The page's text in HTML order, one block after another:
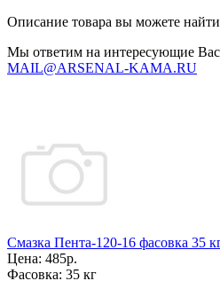
Описание товара вы можете
Мы ответим на интересующие
MAIL@ARSENAL-KAMA.RU
Смазка Пента-120-16 фасовка 35
Цена: 485р.
Фасовка: 35 кг